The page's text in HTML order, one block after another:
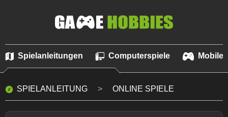
Spielanleitungen Computerspiele Mobile
SPIELANLEITUNG ONLINE SPIELE